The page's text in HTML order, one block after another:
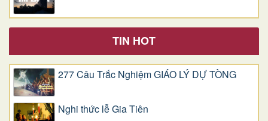
TIN HOT
277 Câu Trắc Nghiệm GIÁO LÝ DỰ TÒNG
Nghi thức lễ Gia Tiên